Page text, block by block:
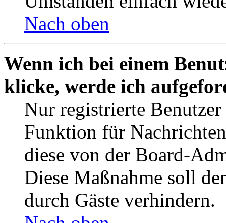
Nach oben
Wenn ich bei einem
klicke, werde ich
Nur registrierte
Funktion für
diese von der Board-
Diese Maßnahme soll
durch Gäste verhindern.